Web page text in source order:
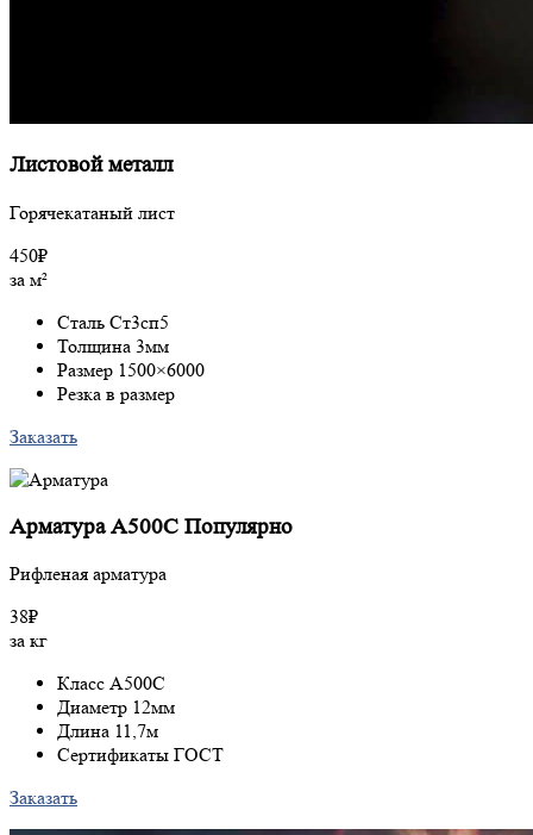
Листовой металл
Горячекатаный лист
450₽
за м²
Сталь Ст3сп5
Толщина 3мм
Размер 1500×6000
Резка в размер
Заказать
Арматура A500С Популярно
Рифленая арматура
38₽
за кг
Класс A500С
Диаметр 12мм
Длина 11,7м
Сертификаты ГОСТ
Заказать